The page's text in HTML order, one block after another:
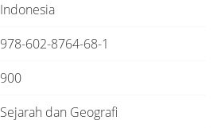
Indonesia
978-602-8764-68-1
900
Sejarah dan Geografi